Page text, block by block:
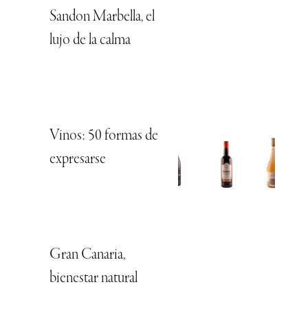
Sandon Marbella, el
lujo de la calma
Vinos: 50 formas de
expresarse
Gran Canaria,
bienestar natural